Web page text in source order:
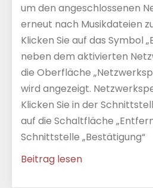
um den angeschlossenen
erneut nach Musikdateien
Klicken Sie auf das Symbol
neben dem aktivierten
die Oberfläche
wird angezeigt.
Klicken Sie in der
auf die Schaltfläche
Schnittstelle „Bestätigung“
Beitrag lesen